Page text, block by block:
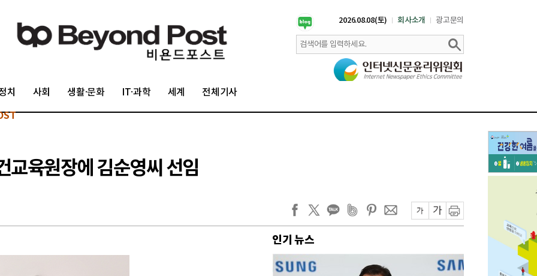
2026.08.08(토) 회사소개 광고문의
치 사회 생활·문화 IT·과학 세계 전체기사
교육원장에 김순영씨 선임
인기 뉴스